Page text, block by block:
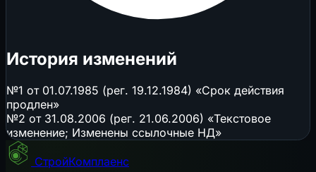
История изменений
№1 от 01.07.1985 (рег. 19.12.1984) «Срок действия
продлен»
№2 от 31.08.2006 (рег. 21.06.2006) «Текстовое
изменение; Изменены ссылочные НД»
СтройКомплаенс